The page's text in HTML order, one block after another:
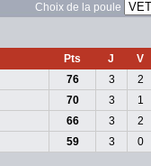
Choix de la poule
Pts J V
76 3 2
70 3 1
66 3 2
59 3 0